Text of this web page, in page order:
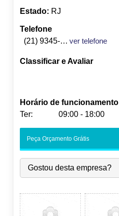
Estado: RJ
Telefone
(21) 9345-1912
ver telefone
Classificar e Avaliar
Horário de funcionamento
Ter:
09:00 - 18:00
-
Qua:
09:00-18:00
Qui:
09:00-18:00
Sáb:
Fechado
Dom:
Fechado
Peça Orçamento Grátis
Gostou desta empresa?